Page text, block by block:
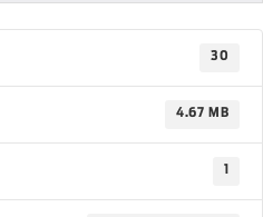
30
4.67 MB
1